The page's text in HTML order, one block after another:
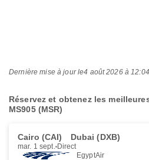
Dernière mise à jour le4 août 2026 à
Réservez et obtenez les
MS905 (MSR)
Cairo (CAI) Dubai (DXB)
mar. 1 sept. Direct
EgyptAir